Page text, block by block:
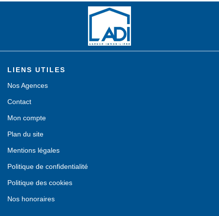
LIENS UTILES
Nos Agences
Contact
Mon compte
Plan du site
Mentions légales
Politique de confidentialité
Politique des cookies
Nos honoraires